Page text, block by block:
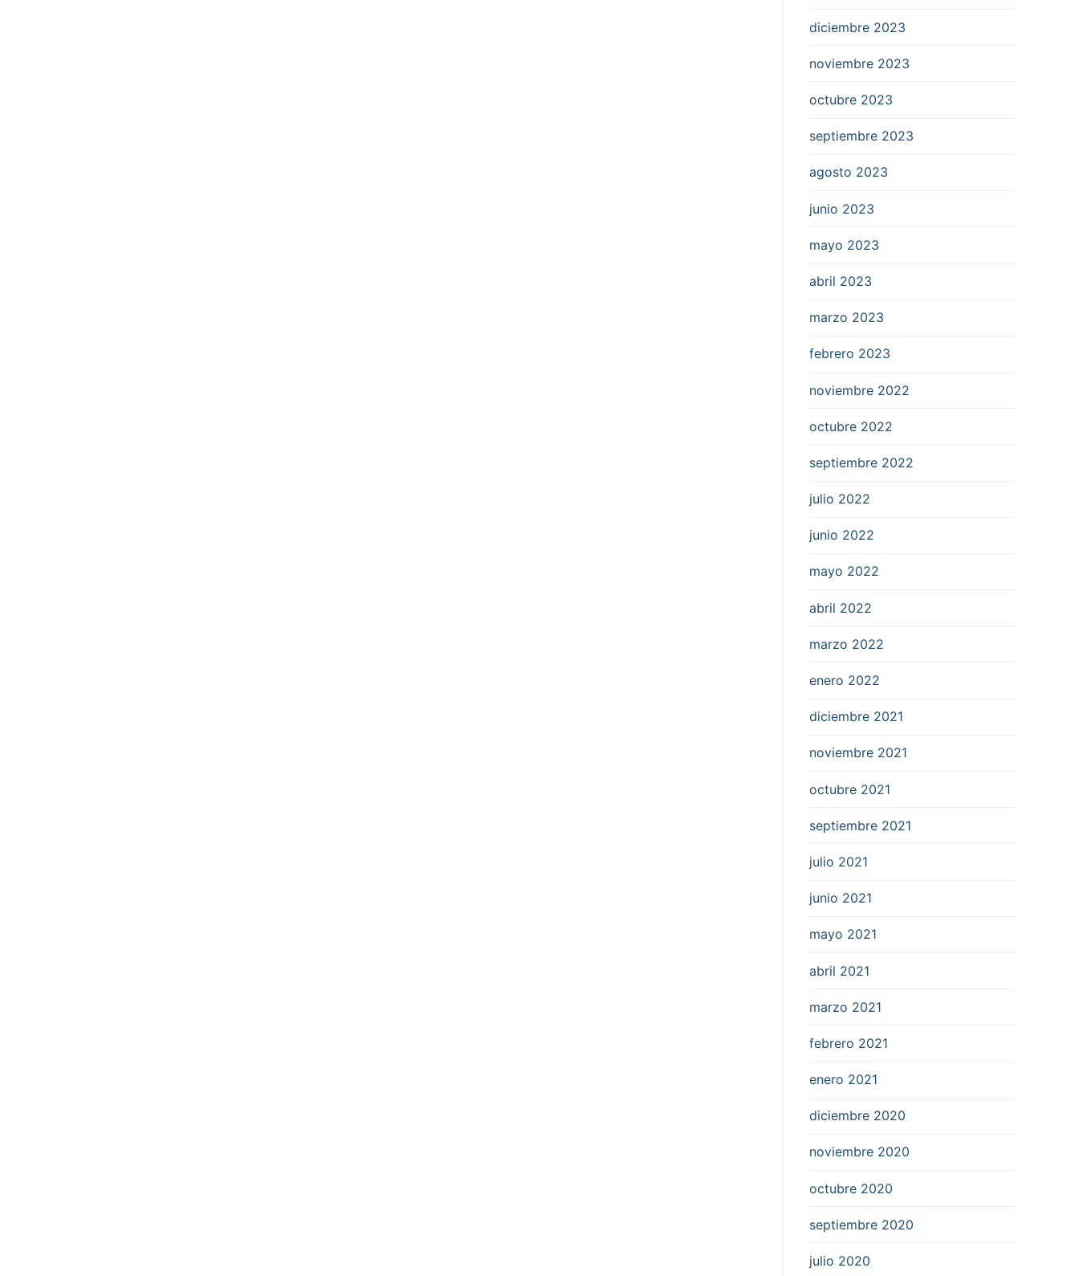
diciembre 2023
noviembre 2023
octubre 2023
septiembre 2023
agosto 2023
junio 2023
mayo 2023
abril 2023
marzo 2023
febrero 2023
noviembre 2022
octubre 2022
septiembre 2022
julio 2022
junio 2022
mayo 2022
abril 2022
marzo 2022
enero 2022
diciembre 2021
noviembre 2021
octubre 2021
septiembre 2021
julio 2021
junio 2021
mayo 2021
abril 2021
marzo 2021
febrero 2021
enero 2021
diciembre 2020
noviembre 2020
octubre 2020
septiembre 2020
julio 2020